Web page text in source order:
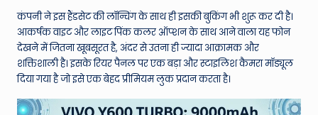
कंपनी ने इस हैंडसेट की लॉन्चिंग के साथ ही इसकी बुकिंग भी शुरू कर दी है।
आकर्षक वाइट और लाइट पिंक कलर ऑप्शन के साथ आने वाला यह फोन
देखने में जितना खूबसूरत है, अंदर से उतना ही ज्यादा आक्रामक और
शक्तिशाली है। इसके रियर पैनल पर एक बड़ा और स्टाइलिश कैमरा मॉड्यूल
दिया गया है जो इसे एक बेहद प्रीमियम लुक प्रदान करता है।